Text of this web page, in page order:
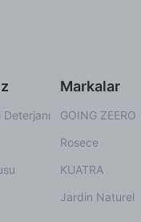
Markalar
GOING ZEERO
Rosece
KUATRA
Jardin Naturel